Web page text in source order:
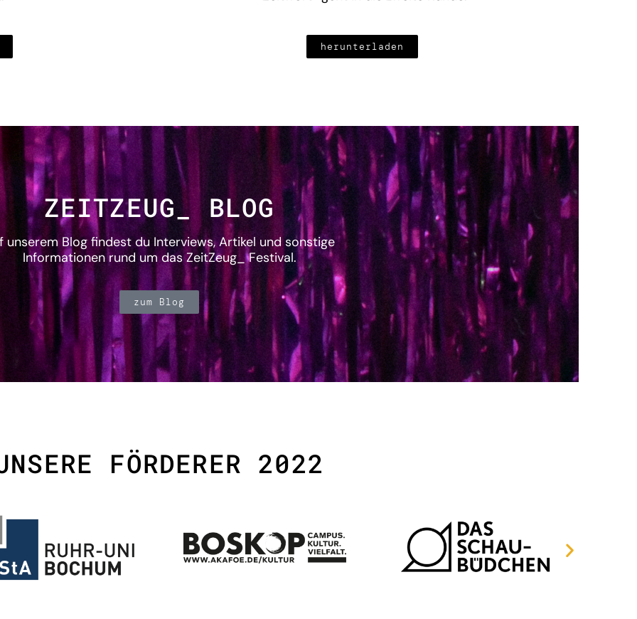
herunterladen
ZEITZEUG_ BLOG
unserem Blog findest du Interviews, Artikel und sonstige
Informationen rund um das ZeitZeug_ Festival.
zum Blog
FÖRDERER 2022